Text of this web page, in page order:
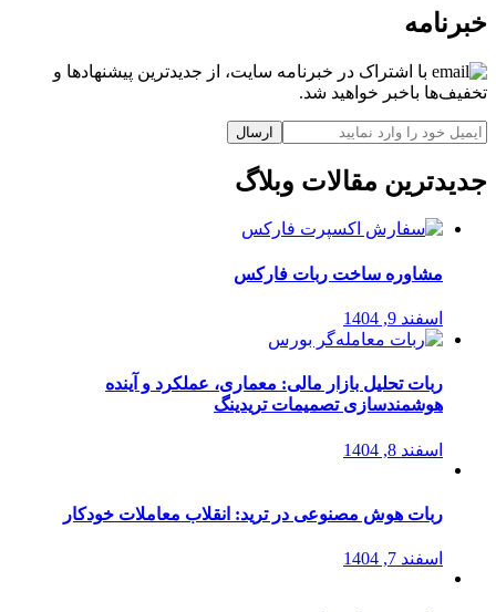
خبرنامه
با اشتراک در خبرنامه سایت، از جدیدترین پیشنهادها و
تخفیف‌ها باخبر خواهید شد.
ارسال
جدیدترین مقالات وبلاگ
مشاوره ساخت ربات فارکس
اسفند 9, 1404
ربات تحلیل بازار مالی: معماری، عملکرد و آینده
هوشمندسازی تصمیمات تریدینگ
اسفند 8, 1404
ربات هوش مصنوعی در ترید: انقلاب معاملات خودکار
اسفند 7, 1404